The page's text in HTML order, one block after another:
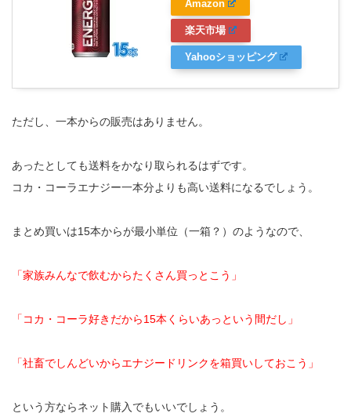
Amazon
楽天市場
Yahooショッピング
ただし、一本からの販売はありません。
あったとしても送料をかなり取られるはずです。
コカ・コーラエナジー一本分よりも高い送料になるでしょう。
まとめ買いは15本からが最小単位（一箱？）のようなので、
「家族みんなで飲むからたくさん買っとこう」
「コカ・コーラ好きだから15本くらいあっという間だし」
「社畜でしんどいからエナジードリンクを箱買いしておこう」
という方ならネット購入でもいいでしょう。